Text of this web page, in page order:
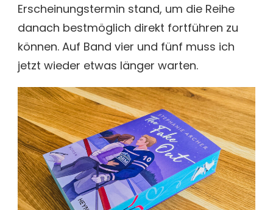
Erscheinungstermin stand, um die Reihe
danach bestmöglich direkt fortführen zu
können. Auf Band vier und fünf muss ich
jetzt wieder etwas länger warten.